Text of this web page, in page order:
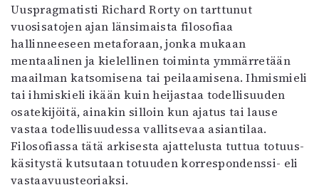
Uuspragmatisti Richard Rorty on tarttunut
vuosisatojen ajan länsimaista filosofiaa
hallinneeseen metaforaan, jonka mukaan
mentaalinen ja kielellinen toiminta ymmärretään
maailman katsomisena tai peilaamisena. Ihmismieli
tai ihmiskieli ikään kuin heijastaa todellisuuden
osatekijöitä, ainakin silloin kun ajatus tai lause
vastaa todellisuudessa vallitsevaa asiantilaa.
Filosofiassa tätä arkisesta ajattelusta tuttua totuus-
käsitystä kutsutaan totuuden korrespondenssi- eli
vastaavuusteoriaksi.